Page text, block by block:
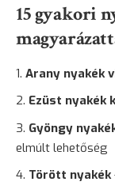
15 gyakori
Arany nyakék
Ezüst nyakék
Gyöngy
elmúlt lehetőség
Törött nyakék